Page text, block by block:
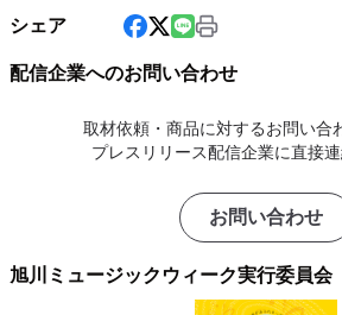
シェア
配信企業へのお問い合わせ
取材依頼・商品に対するお問い合
プレスリリース配信企業に直接連
お問い合わせ
旭川ミュージックウィーク実行委員会